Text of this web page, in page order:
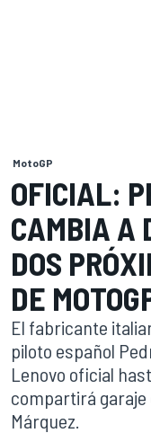
MotoGP
OFICIAL:
CAMBIA A
DOS
DE
El fabricante
piloto español
Lenovo oficial
compartirá garaje
Márquez.